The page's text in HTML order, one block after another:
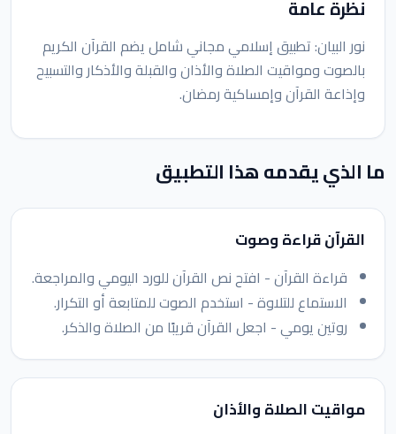
نظرة عامة
نور البيان: تطبيق إسلامي مجاني شامل يضم القرآن الكريم
بالصوت ومواقيت الصلاة والأذان والقبلة والأذكار والتسبيح
وإذاعة القرآن وإمساكية رمضان.
ما الذي يقدمه هذا التطبيق
القرآن قراءة وصوت
قراءة القرآن - افتح نص القرآن للورد اليومي والمراجعة.
الاستماع للتلاوة - استخدم الصوت للمتابعة أو التكرار.
روتين يومي - اجعل القرآن قريبًا من الصلاة والذكر.
مواقيت الصلاة والأذان